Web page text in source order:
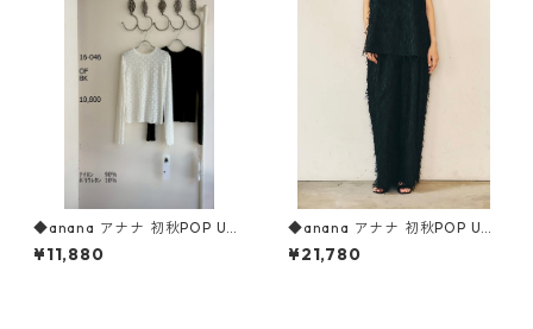
◆anana アナナ 初秋POP UP
◆ 花柄ストレッチレースロ
ンT 16-046 ANANA
¥11,880
◆anana アナナ 初秋POP UP
◆ タッセルジャガードパン
ツ（SETUP対応） 96-029 AN
¥21,780